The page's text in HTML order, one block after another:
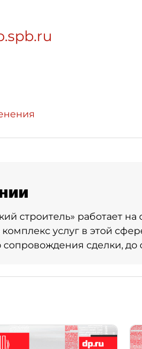
строитель» работает
комплекс услуг в этой
сделки,